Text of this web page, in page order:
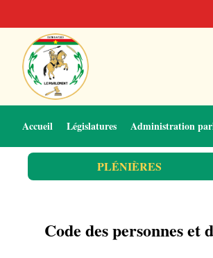
Accueil Législatures Administration
PLÉNIÈRES
Code des personnes